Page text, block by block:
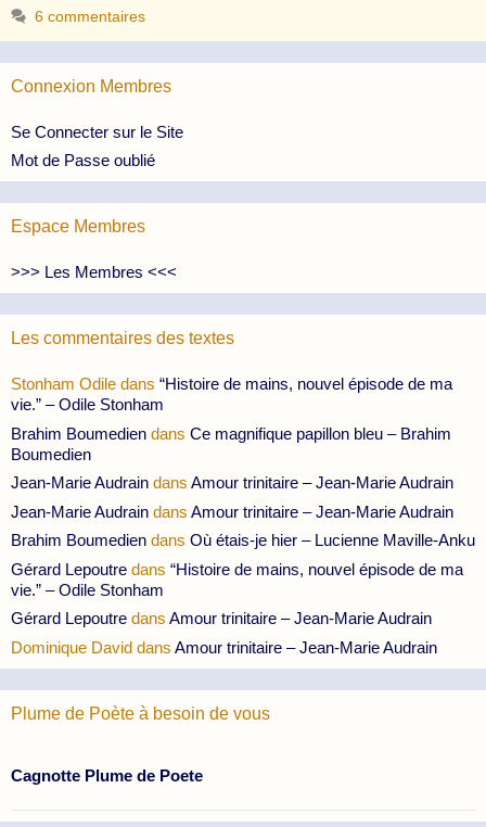
6 commentaires
Connexion Membres
Se Connecter sur le Site
Mot de Passe oublié
Espace Membres
>>> Les Membres <<<
Les commentaires des textes
Stonham Odile dans “Histoire de mains, nouvel épisode de ma
vie.” – Odile Stonham
Brahim Boumedien dans Ce magnifique papillon bleu – Brahim
Boumedien
Jean-Marie Audrain dans Amour trinitaire – Jean-Marie Audrain
Jean-Marie Audrain dans Amour trinitaire – Jean-Marie Audrain
Brahim Boumedien dans Où étais-je hier – Lucienne Maville-Anku
Gérard Lepoutre dans “Histoire de mains, nouvel épisode de ma
vie.” – Odile Stonham
Gérard Lepoutre dans Amour trinitaire – Jean-Marie Audrain
Dominique David dans Amour trinitaire – Jean-Marie Audrain
Plume de Poète à besoin de vous
Cagnotte Plume de Poete